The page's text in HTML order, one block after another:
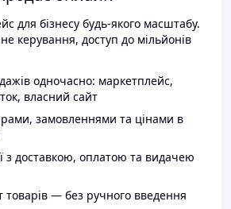
для бізнесу будь-якого масштабу.
керування, доступ до мільйонів
одночасно: маркетплейс,
власний сайт
замовленнями та цінами в
з доставкою, оплатою та видачею
товарів — без ручного введення